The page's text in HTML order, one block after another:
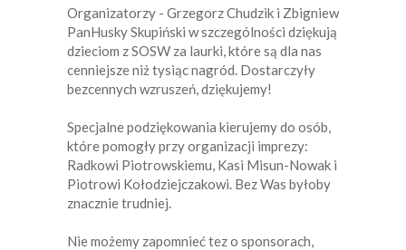
Organizatorzy - Grzegorz Chudzik i Zbigniew
PanHusky Skupiński w szczególności dziękują
dzieciom z SOSW za laurki, które są dla nas
cenniejsze niż tysiąc nagród. Dostarczyły
bezcennych wzruszeń, dziękujemy!
Specjalne podziękowania kierujemy do osób,
które pomogły przy organizacji imprezy:
Radkowi Piotrowskiemu, Kasi Misun-Nowak i
Piotrowi Kołodziejczakowi. Bez Was byłoby
znacznie trudniej.
Nie możemy zapomnieć tez o sponsorach,